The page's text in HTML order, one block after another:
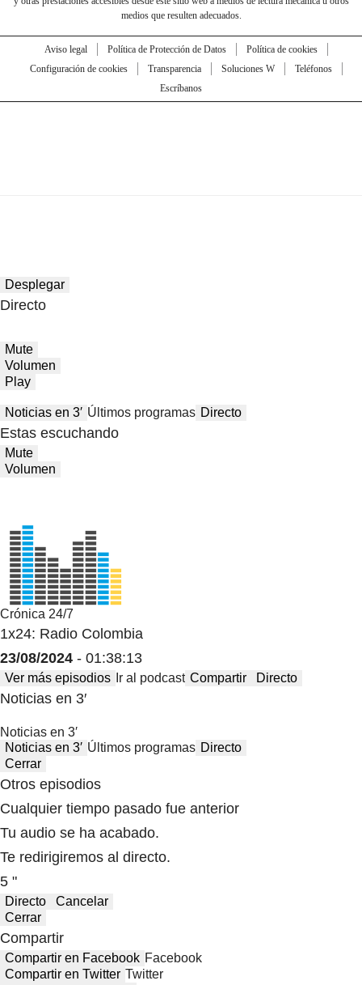
medios que resulten adecuados.
Aviso legal Política de Protección de Datos
Política de cookies
Configuración de cookies
Transparencia Soluciones W
Teléfonos
Escríbanos
Desplegar
Directo
Mute
Volumen
Play
Noticias en 3′ Últimos programas Directo
Estas escuchando
Mute
Volumen
Crónica 24/7
1x24: Radio Colombia
23/08/2024 - 01:38:13
Ver más episodios Ir al podcast Compartir Directo
Noticias en 3′
Noticias en 3′
Noticias en 3′ Últimos programas Directo
Cerrar
Otros episodios
Cualquier tiempo pasado fue anterior
Tu audio se ha acabado.
Te redirigiremos al directo.
5 "
Directo
Cancelar
Cerrar
Compartir
Compartir en Facebook Facebook
Compartir en Twitter Twitter